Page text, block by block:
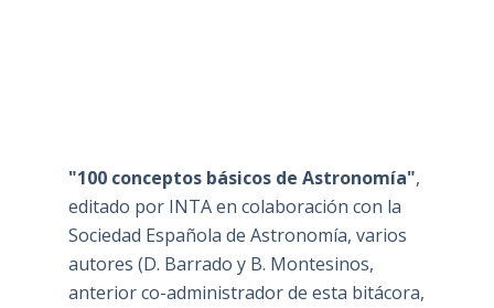
"100 conceptos básicos de Astronomía",
editado por INTA en colaboración con la
Sociedad Española de Astronomía, varios
autores (D. Barrado y B. Montesinos,
anterior co-administrador de esta bitácora,